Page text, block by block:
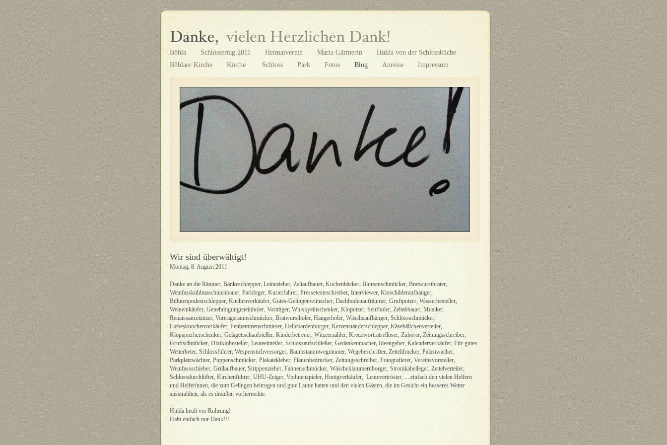
Böhla Schlössertag 2011 Heimatverein Maria Gärtnerin
Hulda von der Schlossküche
Böhlaer Kirche
Kirche Schloss Park Fotos Blog Anreise Impressum
Danke an die Räumer, Bänkeschlepper, Leinezieher, Zeltaufbauer, Kuchenbäcker, Blumenschmücker, Bratwurstbrater,
Weinfasskühlmaschinenbauer, Parkfeger, Kurierfahrer, Pressetexteschreiber, Interviewer, Kloschilderaufhänger,
Bühnenpodestschlepper, Kuchenverkäufer, Gutes-Gelingenwünscher, Dachbodenaufräumer, Gruftputzer, Wasserbesteller,
Weineinkäufer, Genehmigungeneinholer, Vorträger, Whiskyeinschenker, Kloputzer, Senfholer, Zeltabbauer, Musiker,
Renaissancetänzer, Vortragsraumschmücker, Bratwurstholer, Hängerholer, Wäscheaufhänger, Schlossschmücker,
Liebesknochenverkäufer, Fettbemmenschmierer, Hellebardenborger, Kerzenständerschlepper, Käsebällchenverteiler,
Klopapierherschenker, Gelagetischaufsteller, Kinderbetreuer, Witzeerzähler, Kreuzworträtsellöser, Zuhörer, Zeitungsschreiber,
Gruftschmücker, Dixiklobesteller, Leuteeinteiler, Schlossaufschließer, Gedankenmacher, Ideengeber, Kalenderverkäufer, Für-gutes-
Wetterbeter, Schlossführer, Wespenstichversorger, Baumstammwegräumer, Wegebeschrifter, Zetteldrucker, Palastwacher,
Parkplatzwächter, Puppenschmücker, Plakatekleber, Planenbedrucker, Zeitungsschreiber, Fotografierer, Vereinsvorsteller,
Weinfassschieber, Grillaufbauer, Strippenzieher, Fahnenschmücker, Wäscheklammernborger, Stromkabelleger, Zettelverteiler,
Schlossdurchlüfter, Kirchenführer, UHU-Zeiger, Violinenspieler, Honigverkäufer, Leutevertröster, ....einfach den vielen Helfern
und Helferinnen, die zum Gelingen beitrugen und gute Laune hatten und den vielen Gästen, die im Gesicht ein besseres Wetter
ausstrahlten, als es draußen vorherrschte.
Hulda heult vor Rührung!
Habt einfach nur Dank!!!
Wir sind überwältigt!
Montag, 8. August 2011